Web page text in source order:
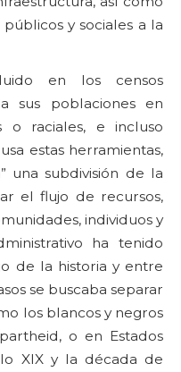
y sociales a la
en los censos
sus poblaciones en
o raciales, e incluso
estas herramientas,
una subdivisión de la
el flujo de recursos,
individuos y
ha tenido
de la historia y entre
se buscaba separar
los blancos y negros
o en Estados
XIX y la década de